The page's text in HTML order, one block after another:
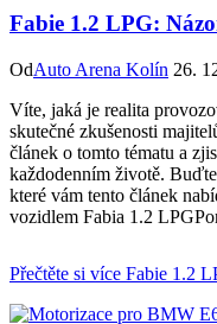
Fabie 1.2 LPG:
OdAuto Arena Kolín 26.
Víte, jaká je realita
skutečné zkušenosti
článek o tomto tématu a
každodenním životě.
které vám tento článek
vozidlem Fabia 1.2
Přečtěte si více Fabie 1.2